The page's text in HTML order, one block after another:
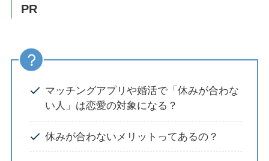
PR
マッチングアプリや婚活で「休みが合わな
い人」は恋愛の対象になる？
休みが合わないメリットってあるの？